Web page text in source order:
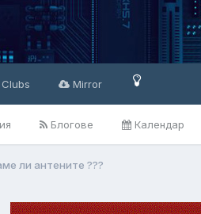
Блогове Календар
Clubs Mirror
ли антените ???